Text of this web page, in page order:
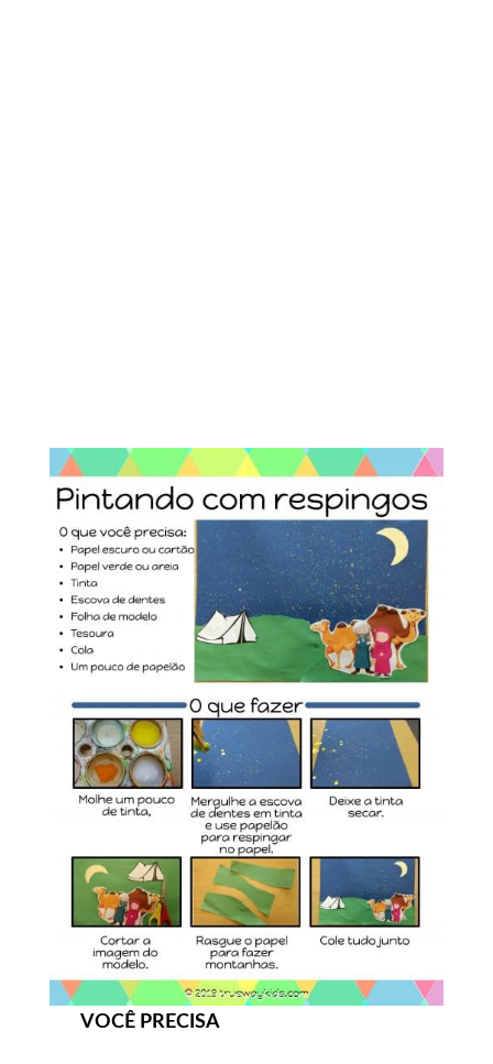
VOCÊ PRECISA